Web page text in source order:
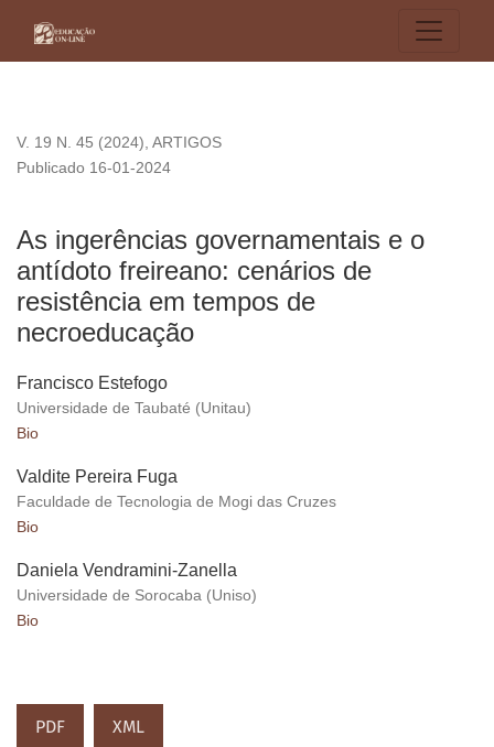
V. 19 N. 45 (2024), ARTIGOS
As ingerências governamentais e o
antídoto freireano: cenários de
resistência em tempos de
necroeducação
Publicado 16-01-2024
Francisco Estefogo
Universidade de Taubaté (Unitau)
Bio
Valdite Pereira Fuga
Faculdade de Tecnologia de Mogi das Cruzes
Bio
Daniela Vendramini-Zanella
Universidade de Sorocaba (Uniso)
Bio
PDF XML